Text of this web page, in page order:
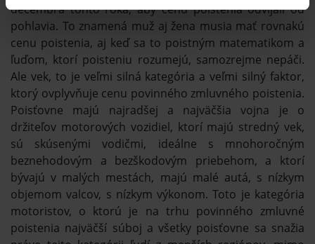
decembra tohto roka, aby cenu poistenia odvíjali od
pohlavia. To znamená muž aj žena musia mať rovnakú
cenu poistenia, aj keď sa to poistným matematikom a
ľuďom, ktorí poisteniu rozumejú, samozrejme nepáči.
Ale vek, to je veľmi silná kategória a veľmi silný faktor,
ktorý ovplyvňuje cenu povinného zmluvného poistenia.
Poisťovne majú najradšej a najväčšia vojna je o
držiteľov motorových vozidiel, ktorí majú stredný vek,
sú skúsenými vodičmi, ideálne s mnohoročným
beznehodovým a bezškodovým priebehom, a ktorí
bývajú v malých mestách, majú malé autá, s nízkym
objemom valcov, s nízkym výkonom. Toto je kategória
motoristov, o ktorú je na trhu povinného zmluvné
poistenia najväčší súboj a všetky poisťovne sa snažia